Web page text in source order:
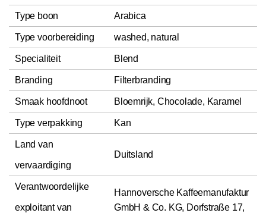
Type boon Arabica
Type voorbereiding washed, natural
Specialiteit Blend
Branding Filterbranding
Smaak hoofdnoot Bloemrijk, Chocolade, Karamel
Type verpakking Kan
Land van
vervaardiging
Duitsland
Verantwoordelijke
exploitant van
Hannoversche Kaffeemanufaktur
GmbH & Co. KG, Dorfstraße 17,